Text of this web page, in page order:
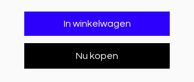
In winkelwagen
Nu kopen